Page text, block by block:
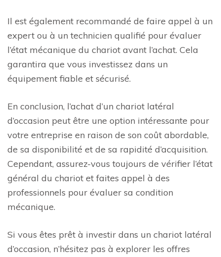
Il est également recommandé de faire appel à un
expert ou à un technicien qualifié pour évaluer
l’état mécanique du chariot avant l’achat. Cela
garantira que vous investissez dans un
équipement fiable et sécurisé.
En conclusion, l’achat d’un chariot latéral
d’occasion peut être une option intéressante pour
votre entreprise en raison de son coût abordable,
de sa disponibilité et de sa rapidité d’acquisition.
Cependant, assurez-vous toujours de vérifier l’état
général du chariot et faites appel à des
professionnels pour évaluer sa condition
mécanique.
Si vous êtes prêt à investir dans un chariot latéral
d’occasion, n’hésitez pas à explorer les offres